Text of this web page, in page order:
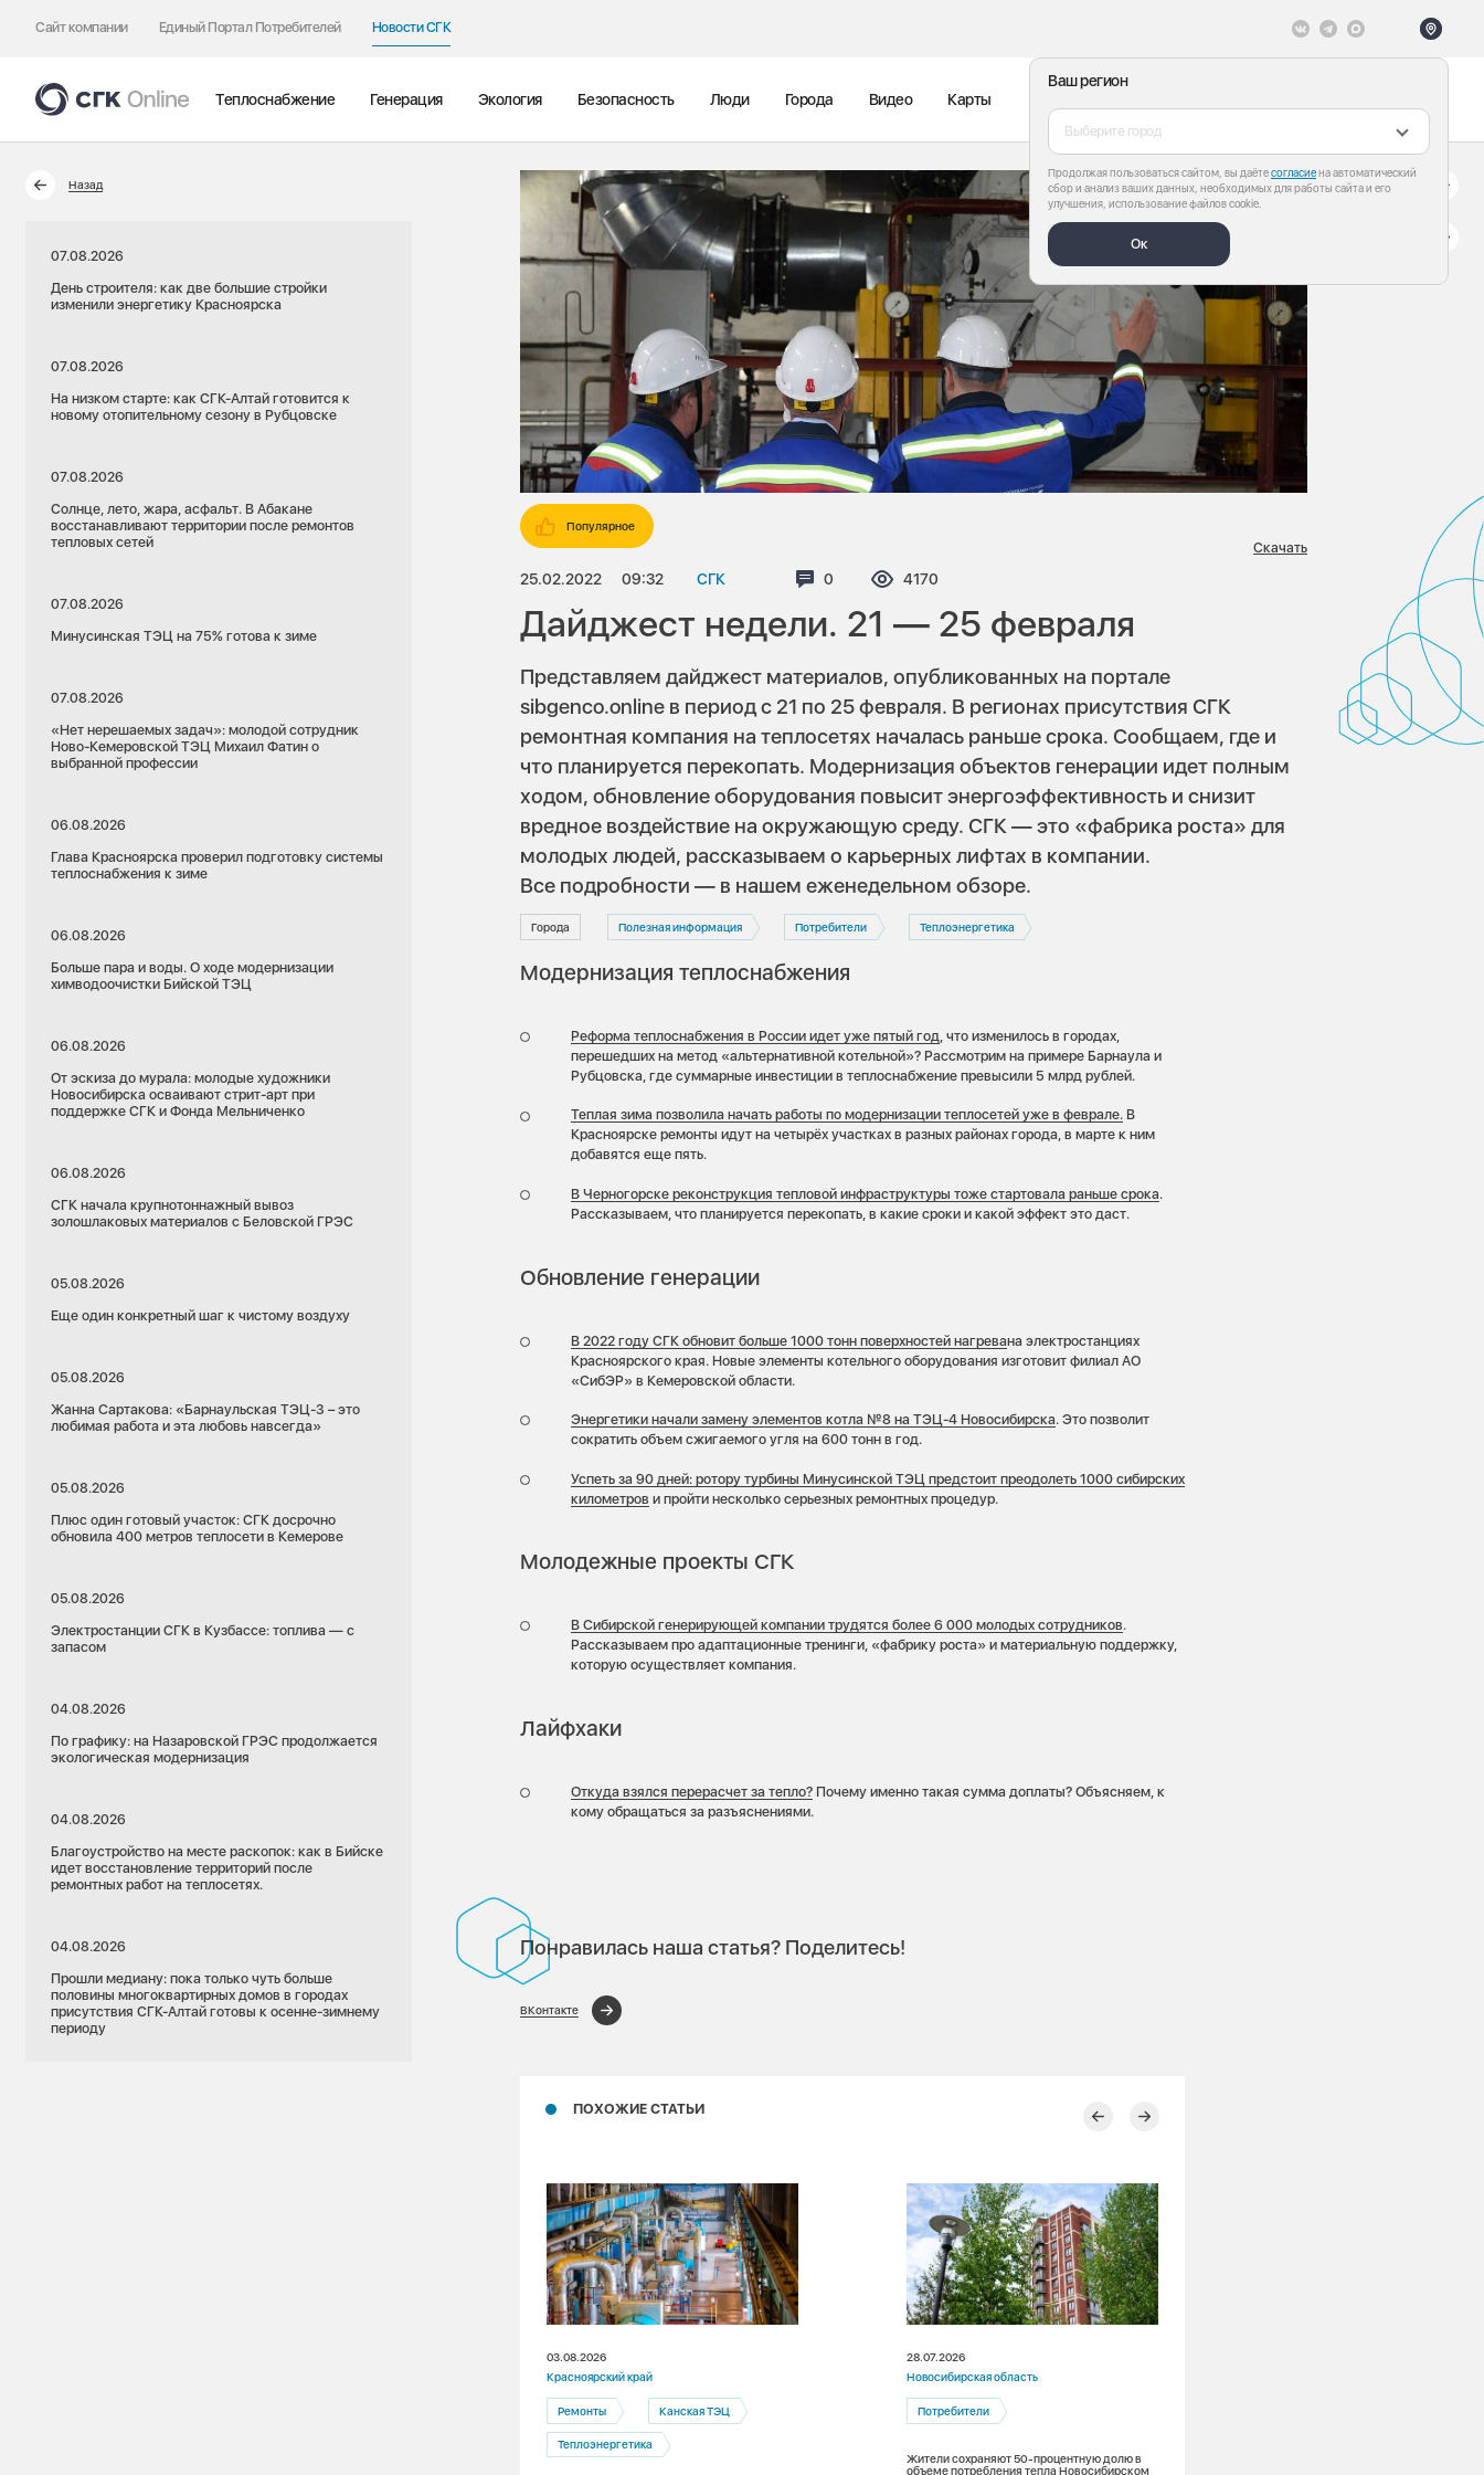
Сайт компании Единый Портал Потребителей Новости СГК
Ваш регион
Выберите город
Продолжая пользоваться сайтом, вы даётесогласиена автоматический
сбор и анализ ваших данных, необходимых для работы сайта и его
улучшения, использование файлов cookie.
Ок
Теплоснабжение Генерация Экология Безопасность Люди Города Видео Карты
Назад
07.08.2026
День строителя: как две большие стройки
изменили энергетику Красноярска
07.08.2026
На низком старте: как СГК-Алтай готовится к
новому отопительному сезону в Рубцовске
07.08.2026
Солнце, лето, жара, асфальт. В Абакане
восстанавливают территории после ремонтов
тепловых сетей
07.08.2026
Минусинская ТЭЦ на 75% готова к зиме
07.08.2026
«Нет нерешаемых задач»: молодой сотрудник
Ново-Кемеровской ТЭЦ Михаил Фатин о
выбранной профессии
06.08.2026
Глава Красноярска проверил подготовку системы
теплоснабжения к зиме
06.08.2026
Больше пара и воды. О ходе модернизации
химводоочистки Бийской ТЭЦ
06.08.2026
От эскиза до мурала: молодые художники
Новосибирска осваивают стрит-арт при
поддержке СГК и Фонда Мельниченко
06.08.2026
СГК начала крупнотоннажный вывоз
золошлаковых материалов с Беловской ГРЭС
05.08.2026
Еще один конкретный шаг к чистому воздуху
05.08.2026
Жанна Сартакова: «Барнаульская ТЭЦ-3 – это
любимая работа и эта любовь навсегда»
05.08.2026
Плюс один готовый участок: СГК досрочно
обновила 400 метров теплосети в Кемерове
05.08.2026
Электростанции СГК в Кузбассе: топлива — с
запасом
04.08.2026
По графику: на Назаровской ГРЭС продолжается
экологическая модернизация
04.08.2026
Благоустройство на месте раскопок: как в Бийске
идет восстановление территорий после
ремонтных работ на теплосетях.
04.08.2026
Прошли медиану: пока только чуть больше
половины многоквартирных домов в городах
присутствия СГК-Алтай готовы к осенне-зимнему
периоду
Популярное
25.02.2022 09:32 СГК Комментариев:
0 Просмотров:
4170
Скачать
Дайджест недели. 21 — 25 февраля
Представляем дайджест материалов, опубликованных на портале
sibgenco.online в период с 21 по 25 февраля. В регионах присутствия СГК
ремонтная компания на теплосетях началась раньше срока. Сообщаем, где и
что планируется перекопать. Модернизация объектов генерации идет полным
ходом, обновление оборудования повысит энергоэффективность и снизит
вредное воздействие на окружающую среду. СГК — это «фабрика роста» для
молодых людей, рассказываем о карьерных лифтах в компании.
Все подробности — в нашем еженедельном обзоре.
Города Полезная информация Потребители Теплоэнергетика
Модернизация теплоснабжения
Реформа теплоснабжения в России идет уже пятый год , что изменилось в городах,
перешедших на метод «альтернативной котельной»? Рассмотрим на примере Барнаула и
Рубцовска, где суммарные инвестиции в теплоснабжение превысили 5 млрд рублей.
Теплая зима позволила начать работы по модернизации теплосетей уже в феврале.В
Красноярске ремонты идут на четырёх участках в разных районах города, в марте к ним
добавятся еще пять.
В Черногорске реконструкция тепловой инфраструктуры тоже стартовала раньше срока.
Рассказываем, что планируется перекопать, в какие сроки и какой эффект это даст.
Обновление генерации
В 2022 году СГК обновит больше 1000 тонн поверхностей нагревана электростанциях
Красноярского края. Новые элементы котельного оборудования изготовит филиал АО
«СибЭР» в Кемеровской области.
Энергетики начали замену элементов котла №8 на ТЭЦ-4 Новосибирска. Это позволит
сократить объем сжигаемого угля на 600 тонн в год.
Успеть за 90 дней: ротору турбины Минусинской ТЭЦ предстоит преодолеть 1000 сибирских
километров и пройти несколько серьезных ремонтных процедур.
Молодежные проекты СГК
В Сибирской генерирующей компании трудятся более 6 000 молодых сотрудников.
Рассказываем про адаптационные тренинги, «фабрику роста» и материальную поддержку,
которую осуществляет компания.
Лайфхаки
Откуда взялся перерасчет за тепло?Почему именно такая сумма доплаты? Объясняем, к
кому обращаться за разъяснениями.
Понравилась наша статья? Поделитесь!
ВКонтакте
ПОХОЖИЕ СТАТЬИ
03.08.2026
Красноярский край
Ремонты Канская ТЭЦ
Теплоэнергетика
28.07.2026
Новосибирская область
Потребители
Жители сохраняют 50-процентную долю в
объеме потребления тепла Новосибирском